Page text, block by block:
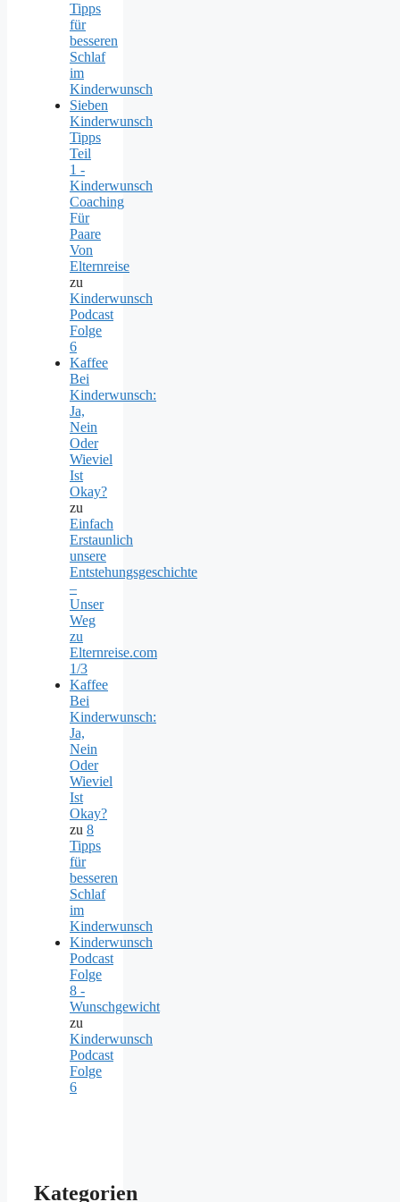
Tipps
für
besseren
Schlaf
im
Kinderwunsch
Sieben
Kinderwunsch
Tipps
Teil
1 -
Kinderwunsch
Coaching
Für
Paare
Von
Elternreise
zu
Kinderwunsch
Podcast
Folge
6
Kaffee
Bei
Kinderwunsch:
Ja,
Nein
Oder
Wieviel
Ist
Okay?
zu
Einfach
Erstaunlich
unsere
Entstehungsgeschichte
–
Unser
Weg
zu
Elternreise.com
1/3
Kaffee
Bei
Kinderwunsch:
Ja,
Nein
Oder
Wieviel
Ist
Okay?
zu 8
Tipps
für
besseren
Schlaf
im
Kinderwunsch
Kinderwunsch
Podcast
Folge
8 -
Wunschgewicht
zu
Kinderwunsch
Podcast
Folge
6
Kategorien